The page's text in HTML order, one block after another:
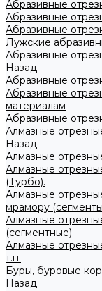
Абразивные
Абразивные
Абразивные
Лужские
Абразивные
Назад
Абразивные
Абразивные
материалам
Абразивные
Алмазные
Назад
Алмазные
Алмазные
(Турбо).
Алмазные
мрамору
Алмазные
(сегментные)
Алмазные
т.п.
Буры, буровые
Назад